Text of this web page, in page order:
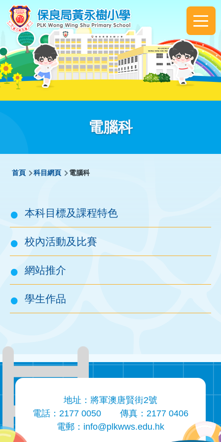
移至主內容
Main
電腦科
導
結
首頁 科目網頁 電腦科
本科目標及課程特色
校內活動及比賽
網站推介
學生作品
地址：將軍澳唐賢街2號
電話：2177 0050
傳真：2177 0406
電郵： info@plkwws.edu.hk